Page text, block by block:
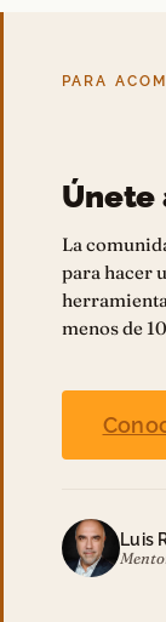
PARA
Únete
La
para hacer
menos de
Luis